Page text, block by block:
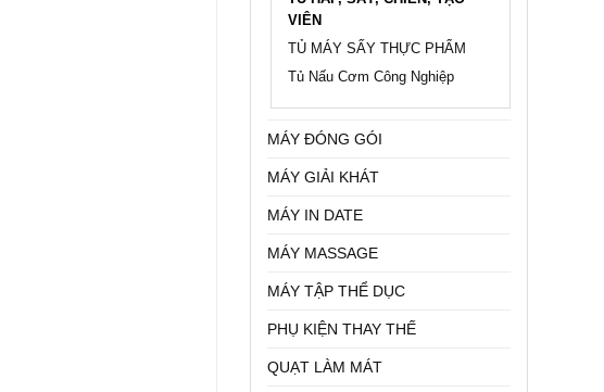
VIÊN
TỦ MÁY SẤY THỰC PHẨM
Tủ Nấu Cơm Công Nghiệp
MÁY ĐÓNG GÓI
MÁY GIẢI KHÁT
MÁY IN DATE
MÁY MASSAGE
MÁY TẬP THỂ DỤC
PHỤ KIỆN THAY THẾ
QUẠT LÀM MÁT